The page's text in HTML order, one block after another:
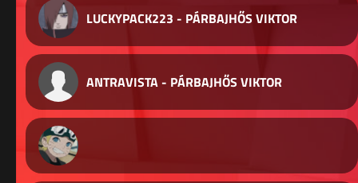
LUCKYPACK223 - PÁRBAJHŐS VIKTOR
ANTRAVISTA - PÁRBAJHŐS VIKTOR